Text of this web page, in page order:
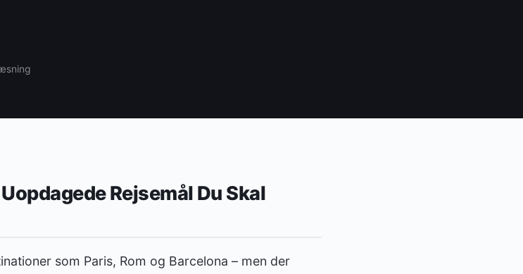
Rejsemål Du Skal
som Paris, Rom og Barcelona – men der